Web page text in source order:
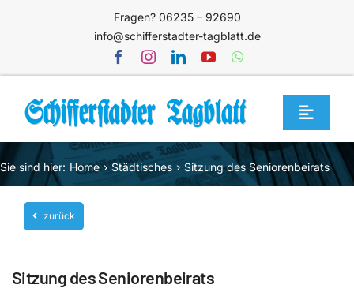
Fragen? 06235 – 92690
info@schifferstadter-tagblatt.de
Toggle
Home
Themen
Blog
Service
Sie sind hier: Home Städtisches Sitzung des Seniorenbeirats
zurück
Sitzung des Seniorenbeirats